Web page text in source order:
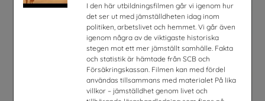
I den här utbildningsfilmen går vi igenom hur
det ser ut med jämställdheten idag inom
politiken, arbetslivet och hemmet. Vi går även
igenom några av de viktigaste historiska
stegen mot ett mer jämställt samhälle. Fakta
och statistik är hämtade från SCB och
Försäkringskassan. Filmen kan med fördel
användas tillsammans med materialet På lika
villkor – jämställdhet genom livet och